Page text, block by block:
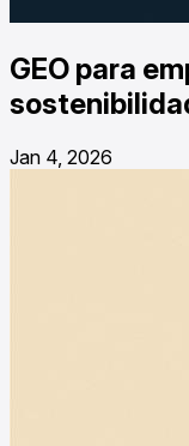
GEO para
Jan 4, 2026